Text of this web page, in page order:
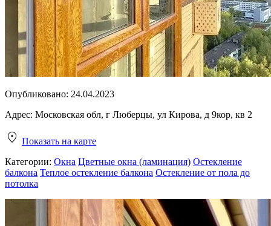
Опубликовано: 24.04.2023
Адрес: Московская обл, г Люберцы, ул Кирова, д 9кор, кв 2
Показать на карте
Категории: Окна Цветные окна (ламинация) Остекление
балкона Теплое остекление балкона Остекление от пола до
потолка